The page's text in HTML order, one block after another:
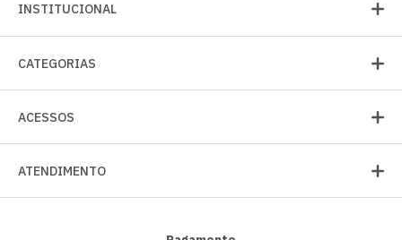
INSTITUCIONAL
CATEGORIAS
ACESSOS
ATENDIMENTO